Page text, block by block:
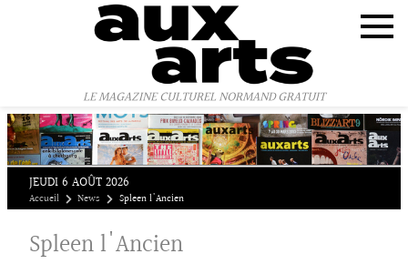
LE MAGAZINE CULTUREL NORMAND GRATUIT
JEUDI 6 AOÛT 2026
Accueil News Spleen l'Ancien
Spleen l'Ancien
Panneau de gestion des cookies